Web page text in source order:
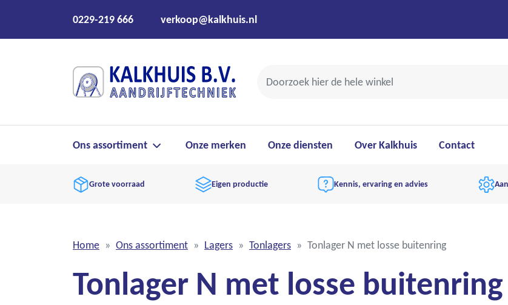
0229-219 666 verkoop@kalkhuis.nl
Ons assortiment Onze merken Onze diensten Over Kalkhuis Contact
Grote voorraad Eigen productie Kennis, ervaring en advies
Home Ons assortiment Lagers Tonlagers Tonlager N met losse buitenring
Tonlager N met losse buitenring